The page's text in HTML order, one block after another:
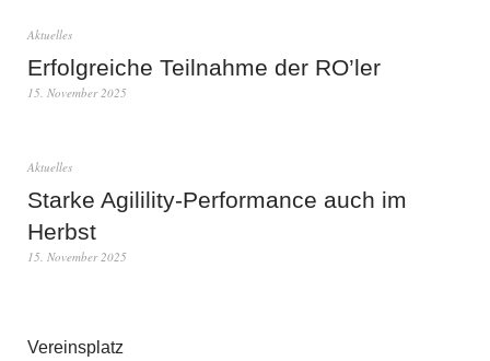
Aktuelles
Erfolgreiche Teilnahme der RO’ler
15. November 2025
Aktuelles
Starke Agilility-Performance auch im
Herbst
15. November 2025
Vereinsplatz